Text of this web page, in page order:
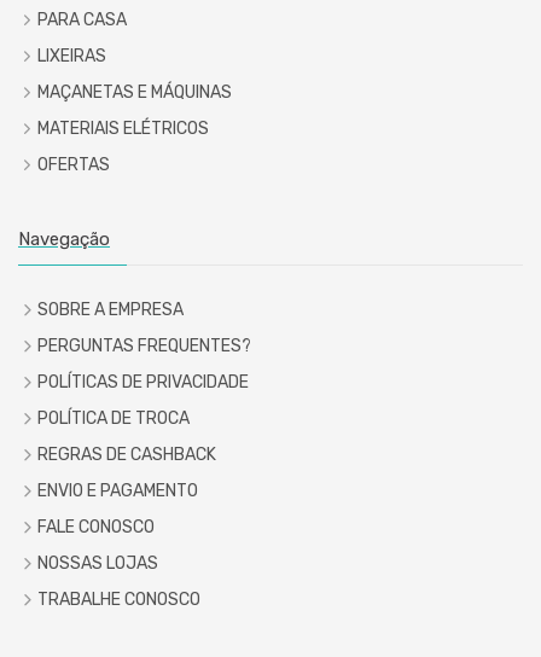
PARA CASA
LIXEIRAS
MAÇANETAS E MÁQUINAS
MATERIAIS ELÉTRICOS
OFERTAS
Navegação
SOBRE A EMPRESA
PERGUNTAS FREQUENTES?
POLÍTICAS DE PRIVACIDADE
POLÍTICA DE TROCA
REGRAS DE CASHBACK
ENVIO E PAGAMENTO
FALE CONOSCO
NOSSAS LOJAS
TRABALHE CONOSCO